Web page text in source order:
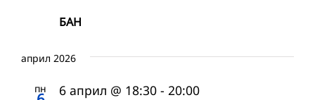
БАН
април 2026
пн 6 април @ 18:30 - 20:00